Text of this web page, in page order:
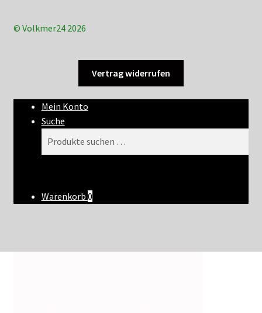
© Volkmer24 2026
Vertrag widerrufen
Mein Konto
Suche
Warenkorb 0